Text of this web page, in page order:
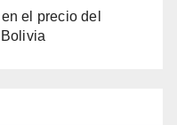
el precio del